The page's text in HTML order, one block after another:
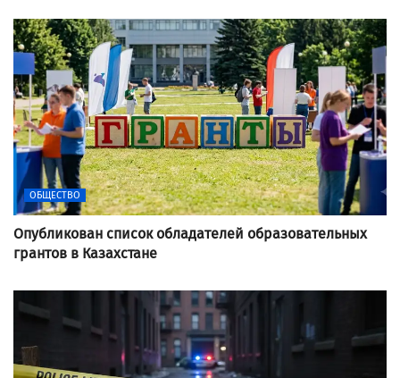
ОБЩЕСТВО
Опубликован список обладателей образовательных
грантов в Казахстане